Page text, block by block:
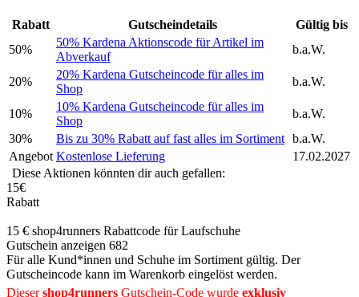
Rabatt Gutscheindetails
Gültig bis
50%
50% Kardena Aktionscode für Artikel im
Abverkauf
b.a.W.
20%
20% Kardena Gutscheincode für alles im
Shop
b.a.W.
10%
10% Kardena Gutscheincode für alles im
Shop
b.a.W.
30%
Bis zu 30% Rabatt auf fast alles im Sortiment b.a.W.
Angebot Kostenlose Lieferung
17.02.2027
Diese Aktionen könnten dir auch gefallen:
15€
Rabatt
15 € shop4runners Rabattcode für Laufschuhe
Gutschein anzeigen 682
Für alle Kund*innen und Schuhe im Sortiment gültig. Der
Gutscheincode kann im Warenkorb eingelöst werden.
Diesershop4runners Gutschein-Code wurde exklusiv